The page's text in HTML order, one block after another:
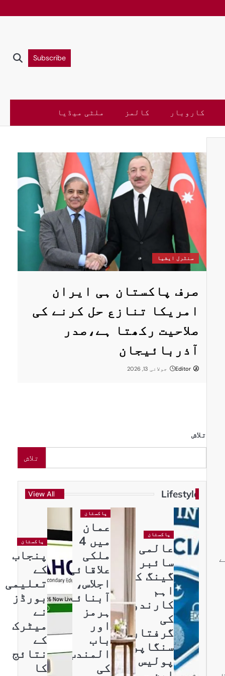
Subscribe
کاروبار کالمز ملٹی میڈیا
22 روپے75 پسے
سنٹرل ایشیا
صرف پاکستان ہی ایران
امریکا تنازع حل کرنے کی
صلاحیت رکھتا ہے،صدر
آذربائیجان
Editor جولائی 13, 2026
تلاش
تلاش
Lifestyle
View All
پاکستان
عالمی
سائبر
گینگ کے
اہم
کارندوں
کی
گرفتاری،
سنگاپور
پولیس
پاکستان
عمان
میں 4
ملکی
علاقائی
اجلاس،
آبنائے
ہرمز
اور
باب
المندب
کی
پاکستان
پنجاب
کے
تعلیمی
بورڈز
نے
میٹرک
کے
نتائج
کا